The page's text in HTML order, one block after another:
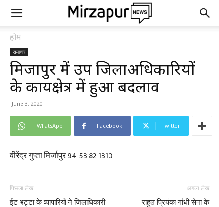
होम
समाचार
मिर्जापुर में उप जिलाअधिकारियों
के कार्यक्षेत्र में हुआ बदलाव
June 3, 2020
WhatsApp Facebook Twitter
वीरेंद्र गुप्ता मिर्जापुर 94 53 82 1310
पिछला लेख
ईट भट्टा के व्यापारियों ने जिलाधिकारी
अगला लेख
राहुल प्रियंका गांधी सेना के